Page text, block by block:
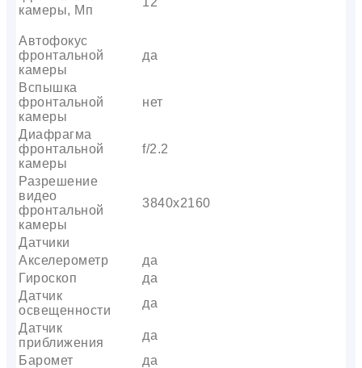
камеры, Мп
Автофокус
фронтальной
камеры
да
Вспышка
фронтальной
камеры
нет
Диафрагма
фронтальной
камеры
f/2.2
Разрешение
видео
фронтальной
камеры
3840х2160
Датчики
Акселерометр
да
Гироскоп
да
Датчик
освещенности
да
Датчик
приближения
да
Баромет
да